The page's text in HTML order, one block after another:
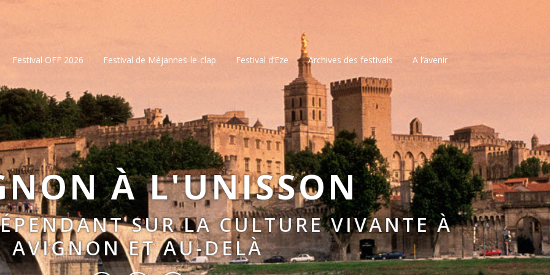
Festival OFF 2026 Festival de Méjannes-le-clap Festival d’Eze Archives des festivals A l’avenir
À L'UNISSON
SUR LA CULTURE VIVANTE À
AVIGNON ET AU-DELÀ